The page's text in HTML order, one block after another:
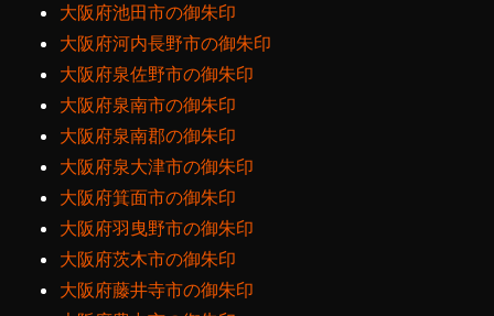
大阪府池田市の御朱印
大阪府河内長野市の御朱印
大阪府泉佐野市の御朱印
大阪府泉南市の御朱印
大阪府泉南郡の御朱印
大阪府泉大津市の御朱印
大阪府箕面市の御朱印
大阪府羽曳野市の御朱印
大阪府茨木市の御朱印
大阪府藤井寺市の御朱印